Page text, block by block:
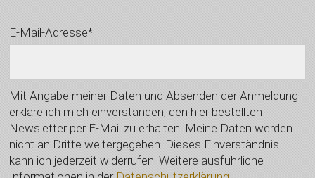
E-Mail-Adresse*:
Mit Angabe meiner Daten und Absenden der Anmeldung
erkläre ich mich einverstanden, den hier bestellten
Newsletter per E-Mail zu erhalten. Meine Daten werden
nicht an Dritte weitergegeben. Dieses Einverständnis
kann ich jederzeit widerrufen. Weitere ausführliche